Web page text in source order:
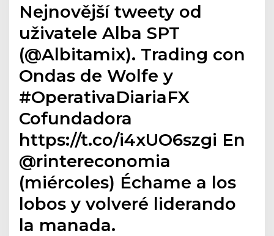
Nejnovější tweety od
uživatele Alba SPT
(@Albitamix). Trading con
Ondas de Wolfe y
#OperativaDiariaFX
Cofundadora
https://t.co/i4xUO6szgi En
@rintereconomia
(miércoles) Échame a los
lobos y volveré liderando
la manada.